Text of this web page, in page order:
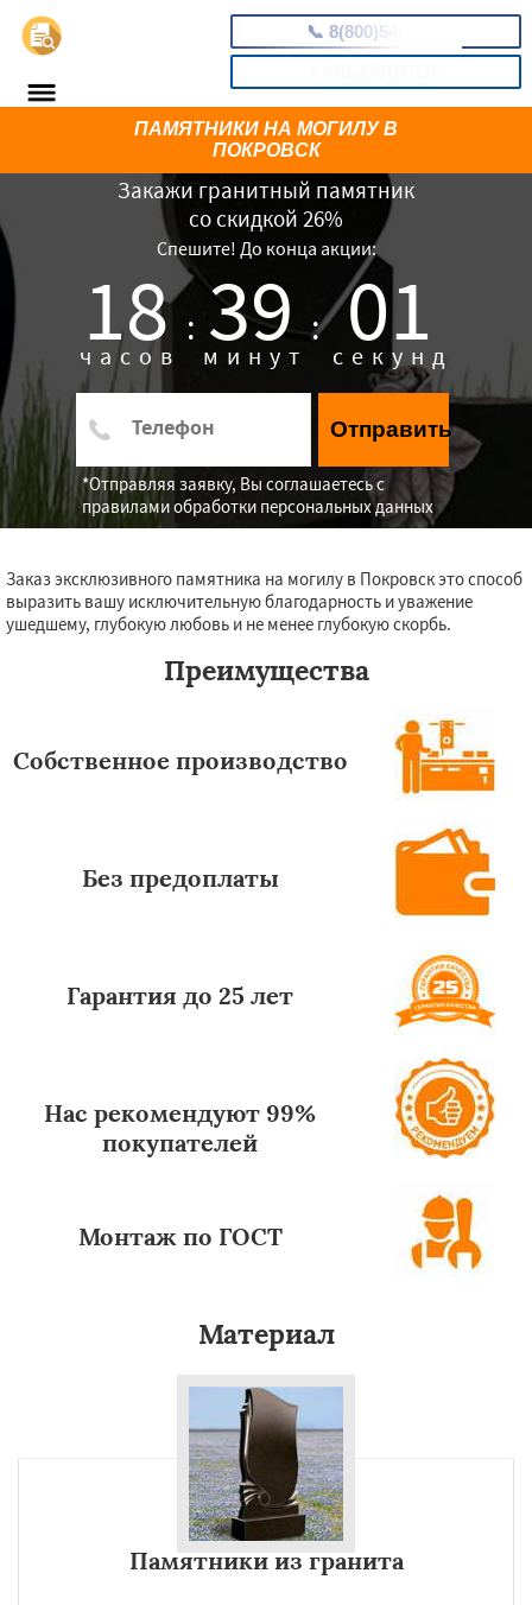
📞 8(800)5403465
Закажи гранитный памятник
со скидкой 26%
Спешите! До конца акции:
18 :
часов 39 :
минут 00
секунд
Отправить
*Отправляя заявку, Вы соглашаетесь с
правилами обработки персональных данных
ПАМЯТНИКИ НА МОГИЛУ В
ПОКРОВСК
Заказ эксклюзивного памятника на могилу в Покровск это способ
выразить вашу исключительную благодарность и уважение
ушедшему, глубокую любовь и не менее глубокую скорбь.
Преимущества
Собственное производство
Без предоплаты
Гарантия до 25 лет
Нас рекомендуют 99%
покупателей
Монтаж по ГОСТ
Материал
Памятники из гранита